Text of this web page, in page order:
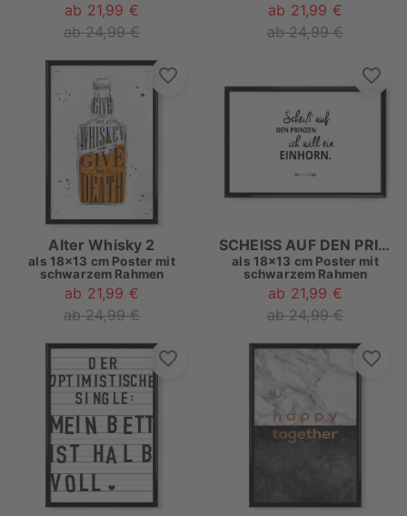
ab 21,99 €
ab 24,99 €
ab 21,99 €
ab 24,99 €
Alter Whisky 2
als 18x13 cm Poster mit
schwarzem Rahmen
ab 21,99 €
ab 24,99 €
SCHEISS AUF DEN PRINZEN - ICH WILL EIN EINHORN!
als 18x13 cm Poster mit
schwarzem Rahmen
ab 21,99 €
ab 24,99 €